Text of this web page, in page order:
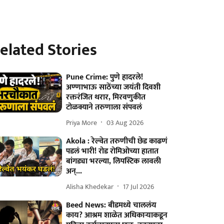
Stories
Pune Crime: पुणे हादरले!
अण्णाभाऊ साठेंच्या जयंती दिवशी
रक्तरंजित थरार, मिरवणुकीत
टोळक्याने तरुणाला संपवलं
Priya More 03 Aug 2026
Akola : रेल्वेत तरुणीची छेड काढणं
पडलं भारी! रोड रोमिओच्या हातात
बांगड्या भरल्या, लिपस्टिक लावली
अन्...
Alisha Khedekar 17 Jul 2026
Beed News: बीडमध्ये चाललंय
काय? आश्रम शाळेत अधिकाऱ्याकडून